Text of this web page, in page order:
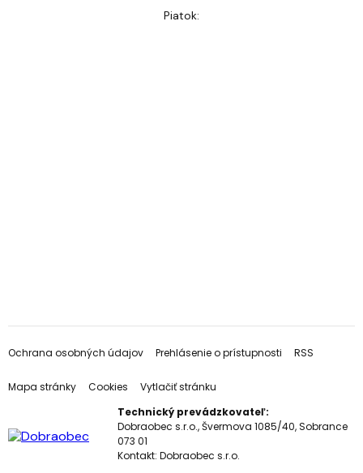
Piatok:
Ochrana osobných údajov Prehlásenie o prístupnosti RSS
Mapa stránky Cookies
Vytlačiť stránku
Technický prevádzkovateľ:
Dobraobec s.r.o., Švermova 1085/40, Sobrance
073 01
Kontakt: Dobraobec s.r.o.